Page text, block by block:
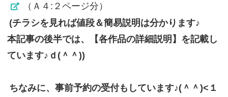
（Ａ４:２ページ分）
(チラシを見れば値段＆簡易説明は分かります♪
本記事の後半では、【各作品の詳細説明】を記載し
ています♪ｄ(＾＾))
ちなみに、事前予約の受付もしています♪(＾＾)<１